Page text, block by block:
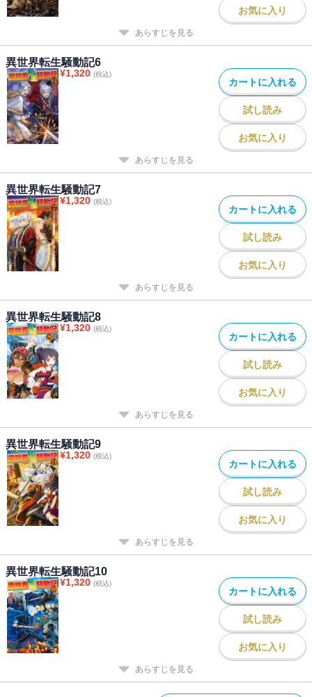
お気に入り
あらすじを見る
異世界転生騒動記6
¥1,320 (税込)
カートに入れる
試し読み
お気に入り
あらすじを見る
異世界転生騒動記7
¥1,320 (税込)
カートに入れる
試し読み
お気に入り
あらすじを見る
異世界転生騒動記8
¥1,320 (税込)
カートに入れる
試し読み
お気に入り
あらすじを見る
異世界転生騒動記9
¥1,320 (税込)
カートに入れる
試し読み
お気に入り
あらすじを見る
異世界転生騒動記10
¥1,320 (税込)
カートに入れる
試し読み
お気に入り
あらすじを見る